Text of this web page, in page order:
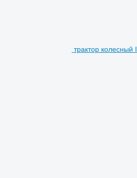
трактор